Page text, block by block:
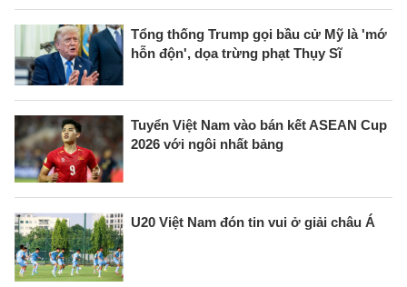
Tổng thống Trump gọi bầu cử Mỹ là 'mớ
hỗn độn', dọa trừng phạt Thụy Sĩ
Tuyển Việt Nam vào bán kết ASEAN Cup
2026 với ngôi nhất bảng
U20 Việt Nam đón tin vui ở giải châu Á